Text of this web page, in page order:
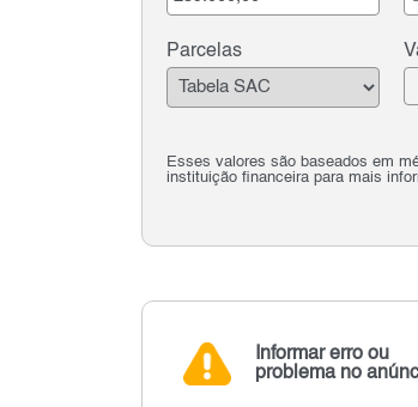
Parcelas
Esses valores são baseados em
instituição financeira para mais
Informar erro ou
problema no